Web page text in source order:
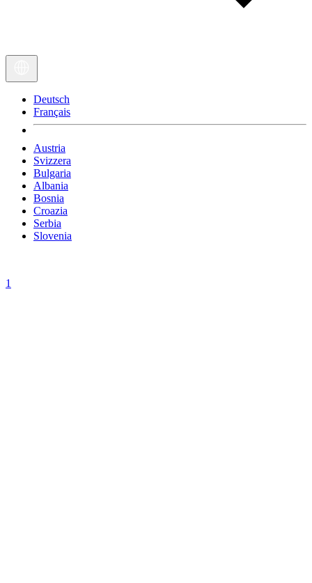
Deutsch
Français
Austria
Svizzera
Bulgaria
Albania
Bosnia
Croazia
Serbia
Slovenia
1